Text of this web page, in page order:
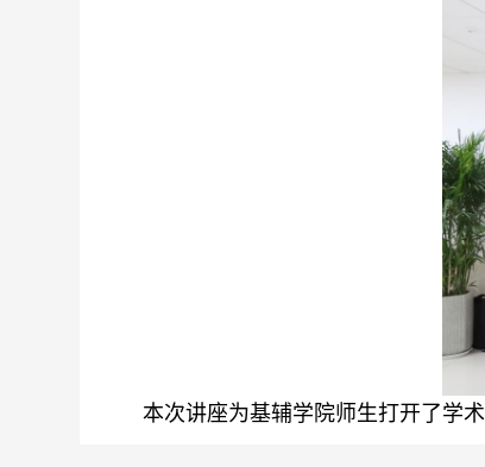
本次讲座为基辅学院师生打开了学术